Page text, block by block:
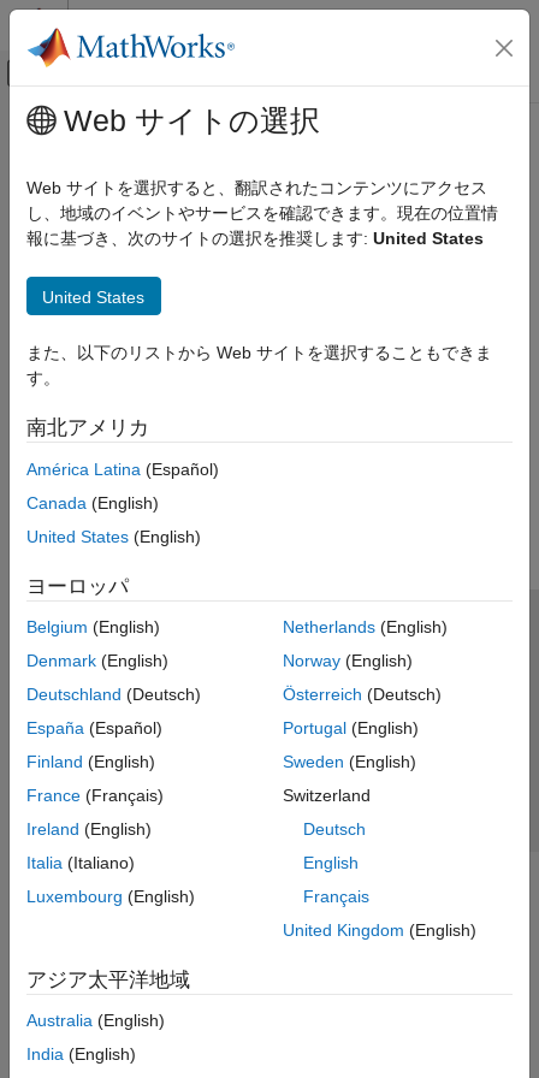
コンテンツへスキップ
オフキャンバス ナビゲーション メ
ドキュメンテーションのホーム
メインコンテンツ
この情報は役に立ちましたか？
Web サイトの選択
Web サイトを選択すると、翻訳されたコンテンツにアクセス
し、地域のイベントやサービスを確認できます。現在の位置情
報に基づき、次のサイトの選択を推奨します: United States
United States
また、以下のリストから Web サイトを選択することもできま
す。
南北アメリカ
América Latina (Español)
Canada (English)
United States (English)
ヨーロッパ
Belgium (English)
Denmark (English)
Deutschland (Deutsch)
España (Español)
Finland (English)
France (Français)
Ireland (English)
Italia (Italiano)
Luxembourg (English)
Netherlands(English)
Norway(English)
Österreich (Deutsch)
Portugal(English)
Sweden (English)
Switzerland
Deutsch
English
Français
United Kingdom (English)
アジア太平洋地域
Australia (English)
India (English)
トラストセンター
プライバシー ポリシー
違法コピー防止
アプリケーション ステータス
© 1994-2026 The MathWorks, Inc.